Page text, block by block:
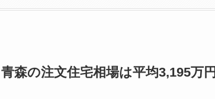
青森の注文住宅相場は平均3,195万円